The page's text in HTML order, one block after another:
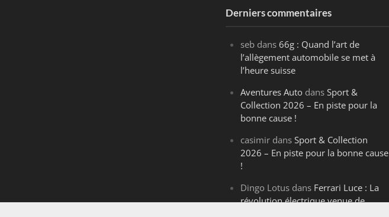
Derniers commentaires
seb dans66g : Quand l’art de
l’allègement automobile se met à
l’heure suisse
Aventures Auto dansSport &
Collection 2026 – En piste pour la
bonne cause !
casimir dansSport & Collection
2026 – En piste pour la bonne cause
!
Dingo Lotus dans Ferrari Luce : La
révolution électrique venue de